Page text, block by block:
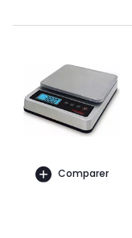
Comparer